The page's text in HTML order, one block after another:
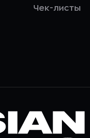
Чек-листы